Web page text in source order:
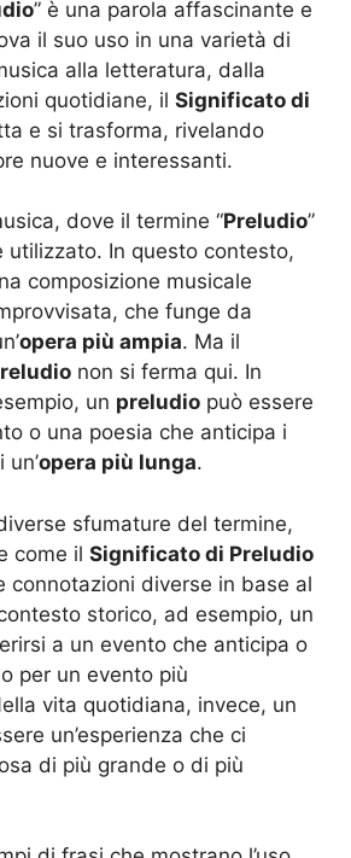
” è una parola affascinante e
il suo uso in una varietà di
alla letteratura, dalla
quotidiane, il Significato di
e si trasforma, rivelando
nuove e interessanti.
dove il termine “Preludio”
utilizzato. In questo contesto,
composizione musicale
che funge da
opera più ampia. Ma il
non si ferma qui. In
un preludio può essere
o una poesia che anticipa i
opera più lunga.
sfumature del termine,
come il Significato di Preludio
connotazioni diverse in base al
storico, ad esempio, un
a un evento che anticipa o
per un evento più
vita quotidiana, invece, un
un’esperienza che ci
di più grande o di più